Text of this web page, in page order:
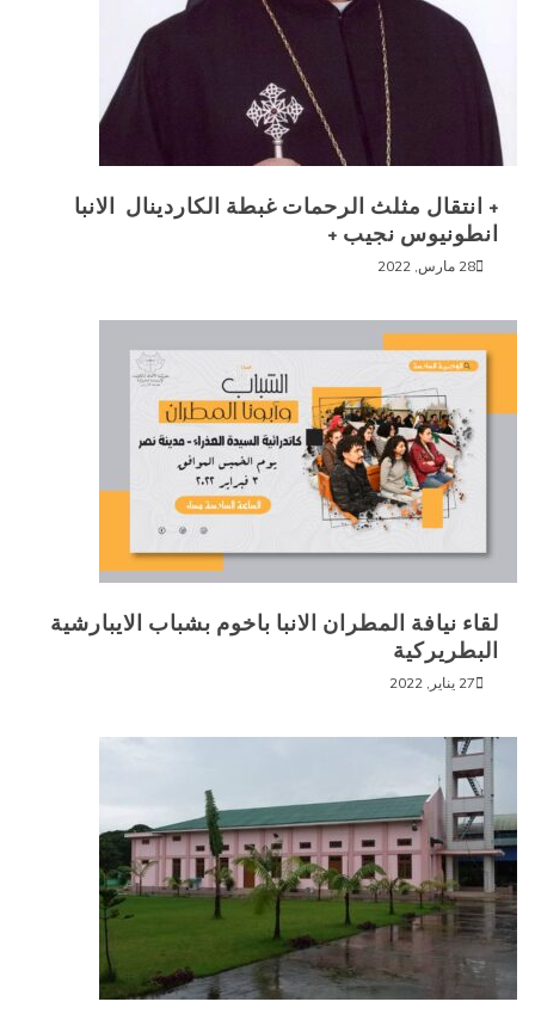
+ انتقال مثلث الرحمات غبطة الكاردينال الانبا
انطونيوس نجيب +
28 مارس, 2022
لقاء نيافة المطران الانبا باخوم بشباب الايبارشية
البطريركية
27 يناير, 2022